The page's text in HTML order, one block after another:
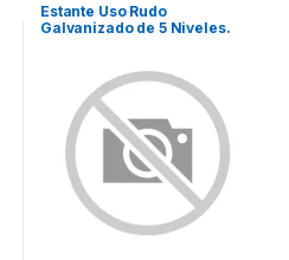
Estante Uso Rudo
Galvanizado de 5 Niveles.